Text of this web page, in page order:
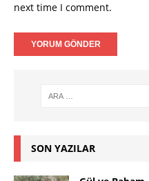
next time I comment.
SON YAZILAR